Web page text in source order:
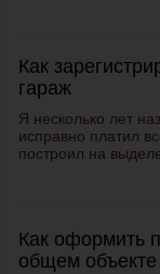
Как
гараж
Я несколько лет
исправно платил
построил на
Как оформить
общем